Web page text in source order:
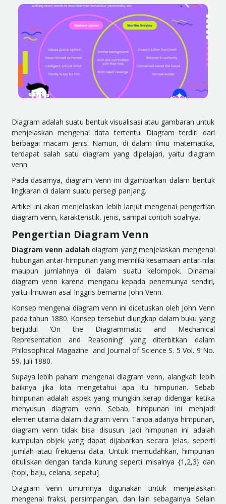
Diagram adalah suatu bentuk visualisasi atau gambaran untuk
menjelaskan mengenai data tertentu. Diagram terdiri dari
berbagai macam jenis. Namun, di dalam ilmu matematika,
terdapat salah satu diagram yang dipelajari, yaitu diagram
venn.
Pada dasarnya, diagram venn ini digambarkan dalam bentuk
lingkaran di dalam suatu persegi panjang.
Artikel ini akan menjelaskan lebih lanjut mengenai pengertian
diagram venn, karakteristik, jenis, sampai contoh soalnya.
Pengertian Diagram Venn
Diagram venn adalahdiagram yang menjelaskan mengenai
hubungan antar-himpunan yang memiliki kesamaan antar-nilai
maupun jumlahnya di dalam suatu kelompok. Dinamai
diagram venn karena mengacu kepada penemunya sendiri,
yaitu ilmuwan asal Inggris bernama John Venn.
Konsep mengenai diagram venn ini dicetuskan oleh John Venn
pada tahun 1880. Konsep tersebut diungkap dalam buku yang
berjudul ‘On the Diagrammatic and Mechanical
Representation and Reasoning’ yang diterbitkan dalam
Philosophical Magazine and Journal of Science S. 5 Vol. 9 No.
59. Juli 1880.
Supaya lebih paham mengenai diagram venn, alangkah lebih
baiknya jika kita mengetahui apa itu himpunan. Sebab
himpunan adalah aspek yang mungkin kerap didengar ketika
menyusun diagram venn. Sebab, himpunan ini menjadi
elemen utama dalam diagram venn. Tanpa adanya himpunan,
diagram venn tidak bisa disusun. Jadi himpunan ini adalah
kumpulan objek yang dapat dijabarkan secara jelas, seperti
jumlah atau frekuensi data. Untuk memudahkan, himpunan
dituliskan dengan tanda kurung seperti misalnya {1,2,3} dan
{topi, baju, celana, sepatu]
Diagram venn umumnya digunakan untuk menjelaskan
mengenai fraksi, persimpangan, dan lain sebagainya. Selain